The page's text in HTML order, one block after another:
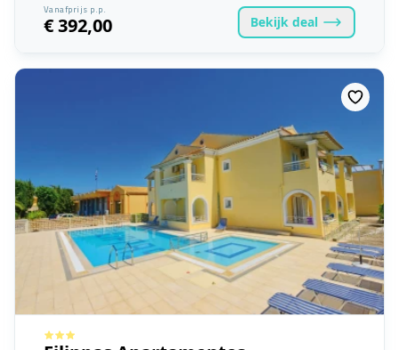
Vanafprijs p.p.
€ 392,00 Bekijk deal